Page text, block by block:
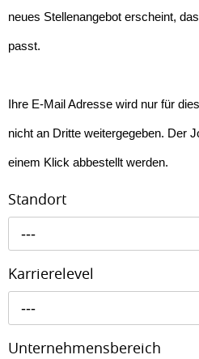
neues Stellenangebot erscheint,
passt.
Ihre E-Mail Adresse wird nur für
nicht an Dritte weitergegeben. Der
einem Klick abbestellt werden.
Standort
---
Karrierelevel
---
Unternehmensbereich